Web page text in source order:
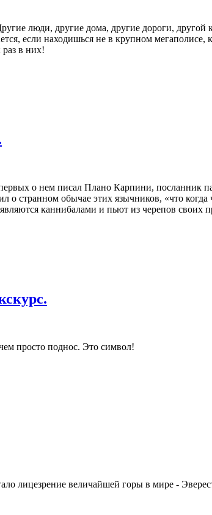
люди, другие дома, другие дороги,
если находишься не в крупном
в них!
о нем писал Плано Карпини, посланник
странном обычае этих язычников, «что когда
каннибалами и пьют из черепов
просто поднос. Это символ!
лицезрение величайшей горы в мире -